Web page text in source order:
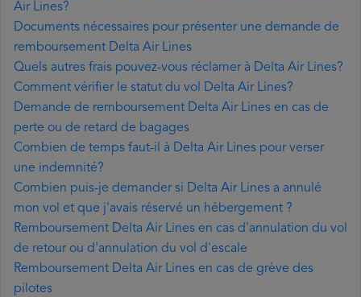
Air Lines?
Documents nécessaires pour présenter une demande de
remboursement Delta Air Lines
Quels autres frais pouvez-vous réclamer à Delta Air Lines?
Comment vérifier le statut du vol Delta Air Lines?
Demande de remboursement Delta Air Lines en cas de
perte ou de retard de bagages
Combien de temps faut-il à Delta Air Lines pour verser
une indemnité?
Combien puis-je demander si Delta Air Lines a annulé
mon vol et que j'avais réservé un hébergement ?
Remboursement Delta Air Lines en cas d'annulation du vol
de retour ou d'annulation du vol d'escale
Remboursement Delta Air Lines en cas de grève des
pilotes